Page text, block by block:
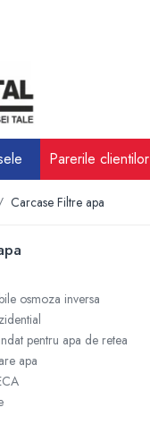
alimentare
apa Valpurio
apa
potabilă și
stocare și
ioni argint
Debite Mari
Parerile clientilor
Carcase Filtre apa
osmoza inversa
pentru apa de retea
apa